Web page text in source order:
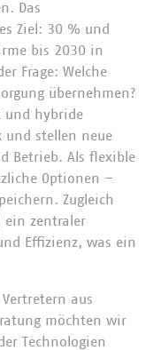
Das
Ziel: 30 % und
bis 2030 in
Frage: Welche
übernehmen?
und hybride
und stellen neue
Betrieb. Als flexible
Optionen –
Zugleich
ein zentraler
Effizienz, was ein
aus
möchten wir
Technologien